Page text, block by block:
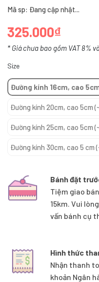
Mã sp: Đang cập nhật...
325.000₫
* Giá chưa bao gồm VAT 8%
Size
Đường kính 16cm, cao
Đường kính 20cm, cao 5cm
Đường kính 25cm, cao 5cm
Đường kính 30cm, cao 5 cm
Bánh đặt
Tiệm giao
15km. Vui
vấn bánh cụ
Hình thức
Nhận thanh
khoản Ngân